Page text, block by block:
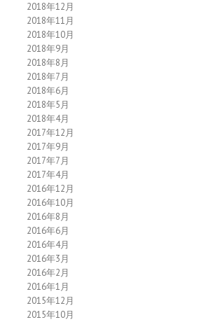
2018年12月
2018年11月
2018年10月
2018年9月
2018年8月
2018年7月
2018年6月
2018年5月
2018年4月
2017年12月
2017年9月
2017年7月
2017年4月
2016年12月
2016年10月
2016年8月
2016年6月
2016年4月
2016年3月
2016年2月
2016年1月
2015年12月
2015年10月